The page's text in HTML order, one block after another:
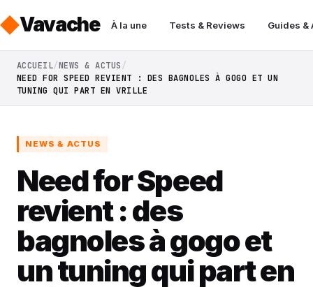
Vavache À la une Tests & Reviews Guides &
ACCUEIL NEWS & ACTUS
NEED FOR SPEED REVIENT : DES BAGNOLES À GOGO ET UN
TUNING QUI PART EN VRILLE
NEWS & ACTUS
Need for Speed
revient : des
bagnoles à gogo et
un tuning qui part en